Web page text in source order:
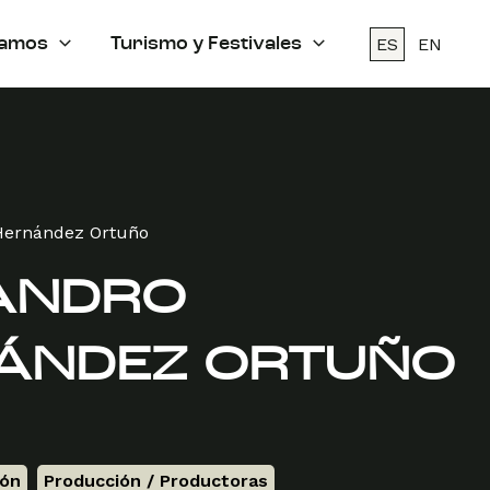
Turismo y Festivales ES EN
Ortuño
ORTUÑO
Producción / Productoras